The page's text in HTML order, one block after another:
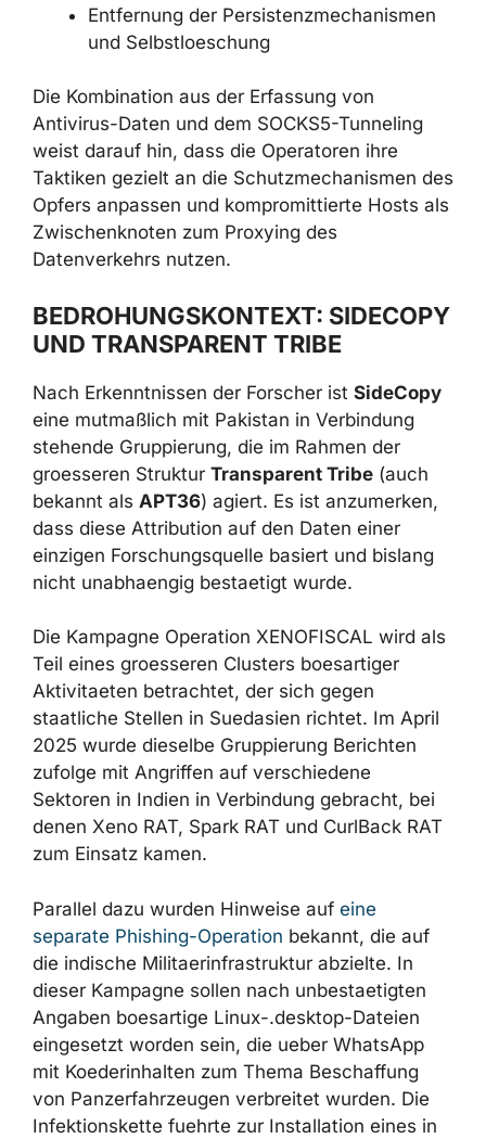
Autostart
Entfernung der Persistenzmechanismen
Die Kombination aus der Erfassung von
Antivirus-Daten und dem SOCKS5-Tunneling
weist darauf hin, dass die Operatoren ihre
Taktiken gezielt an die Schutzmechanismen
des Opfers anpassen und kompromittierte
Hosts als Zwischenknoten zum Proxying des
BEDROHUNGSKONTEXT:
TRIBE
Nach Erkenntnissen der Forscher ist
SideCopyeine mutmaßlich mit Pakistan in
Verbindung stehende Gruppierung, die im
Rahmen der groesseren StrukturTransparent
Tribe(auch bekannt alsAPT36) agiert. Es ist
anzumerken, dass diese Attribution auf den
und bislang nicht unabhaengig bestaetigt
wurde.
Die Kampagne Operation XENOFISCAL wird
als Teil eines groesseren Clusters boesartiger
Aktivitaeten betrachtet, der sich gegen
staatliche Stellen in Suedasien richtet. Im
April 2025 wurde dieselbe Gruppierung
Berichten zufolge mit Angriffen auf
Verbindung gebracht, bei denen Xeno RAT,
Spark RAT und CurlBack RAT zum Einsatz
kamen.
Parallel dazu wurden Hinweise aufeine
separate Phishing-Operationbekannt, die auf
die indische Militaerinfrastruktur abzielte. In
dieser Kampagne sollen nach unbestaetigten
Angaben boesartige Linux-.desktop-Dateien